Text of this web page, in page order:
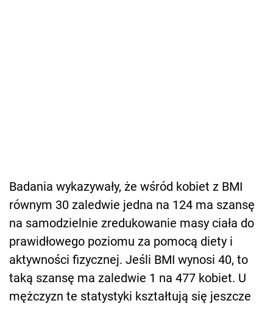
Badania wykazywały, że wśród kobiet z BMI
równym 30 zaledwie jedna na 124 ma szansę
na samodzielnie zredukowanie masy ciała do
prawidłowego poziomu za pomocą diety i
aktywności fizycznej. Jeśli BMI wynosi 40, to
taką szansę ma zaledwie 1 na 477 kobiet. U
mężczyzn te statystyki kształtują się jeszcze